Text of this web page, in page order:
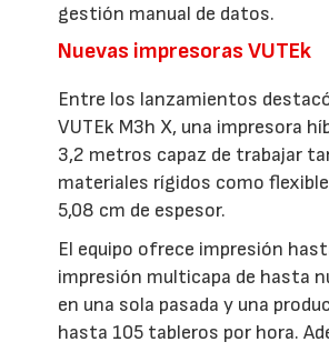
gestión manual de datos.
Nuevas impresoras VUTEk
Entre los lanzamientos
VUTEk M3h X, una impresora
3,2 metros capaz de trabajar
materiales rígidos como
5,08 cm de espesor.
El equipo ofrece impresión
impresión multicapa de hasta
en una sola pasada y una
hasta 105 tableros por hora.